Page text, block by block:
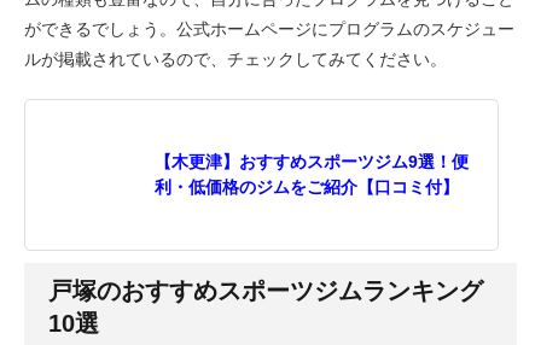
ができるでしょう。公式ホームページにプログラムのスケジュー
ルが掲載されているので、チェックしてみてください。
【木更津】おすすめスポーツジム9選！便
利・低価格のジムをご紹介【口コミ付】
戸塚のおすすめスポーツジムランキング
10選